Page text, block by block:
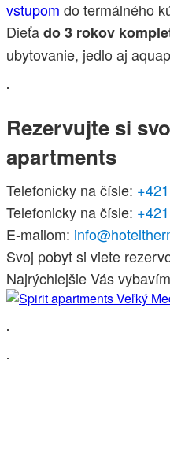
vstupom do termálného
Dieťado 3 rokov
ubytovanie, jedlo aj
.
Rezervujte si
apartments
Telefonicky na čísle:
Telefonicky na čísle:
E-mailom:
Svoj pobyt si viete
Najrýchlejšie Vás
.
.